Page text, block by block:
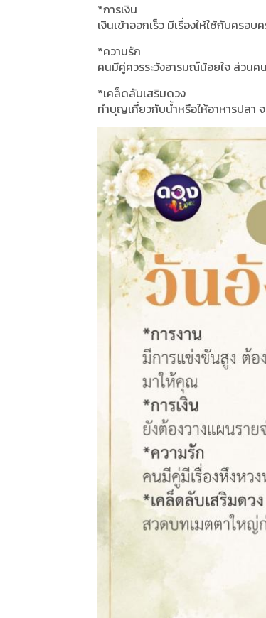
*การเงิน
เงินเข้าออกเร็ว มีเรื่องให้ใช้กับครอ
*ความรัก
คนมีคู่ควรระวังอารมณ์น้อยใจ ส่วนค
*เคล็ดลับเสริมดวง
ทำบุญเกี่ยวกับน้ำหรือให้อาหารปลา จ